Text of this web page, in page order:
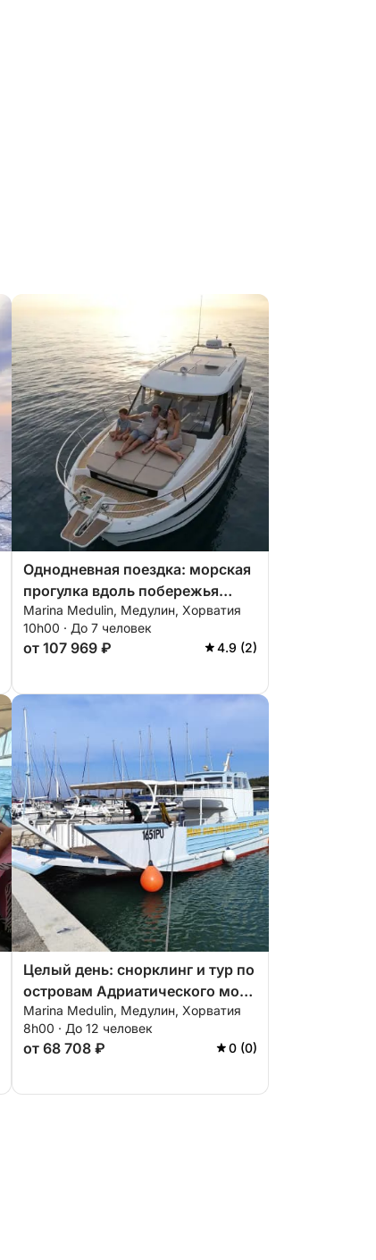
Однодневная поездка: морская
прогулка вдоль побережья
Истрии
Marina Medulin, Медулин, Хорватия
10h00 · До 7 человек
от 107 969 ₽ 4.9 (2)
Целый день: снорклинг и тур по
островам Адриатического моря
– 8 часов
Marina Medulin, Медулин, Хорватия
8h00 · До 12 человек
от 68 708 ₽ 0 (0)